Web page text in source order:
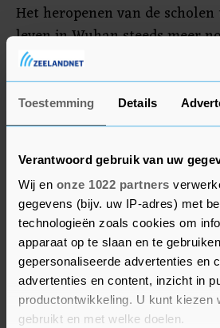
Toestemming Details
Verantwoord gebruik van uw
Wij en onze 1022 partners
gegevens (bijv. uw IP-adres) met
technologieën zoals cookies om
apparaat op te slaan en te
gepersonaliseerde advertenties en
advertenties en content, inzicht in
productontwikkeling. U kunt kiezen
gebruikt en met welke doelen.
Het heropenen van de
leven in Wuhan steeds meer
begint aan te nemen, nadat
maandenlang op slot heeft
mochten lange tijd alleen
verlaten om boodschappen te